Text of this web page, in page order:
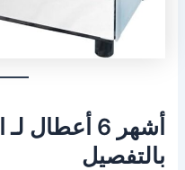
أشهر 6 أعطال لـ
بالتفصيل